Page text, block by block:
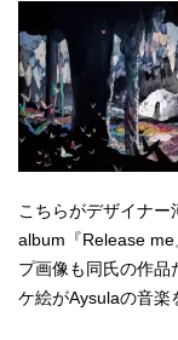
こちらがデザイナ
album『Release
プ画像も同氏の作品
ケ絵がAysulaの音楽